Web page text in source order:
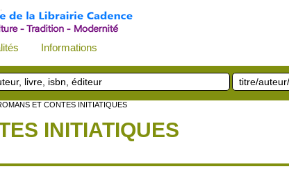
Informations
ET CONTES INITIATIQUES
INITIATIQUES